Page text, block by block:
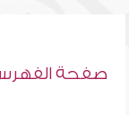
صفحة